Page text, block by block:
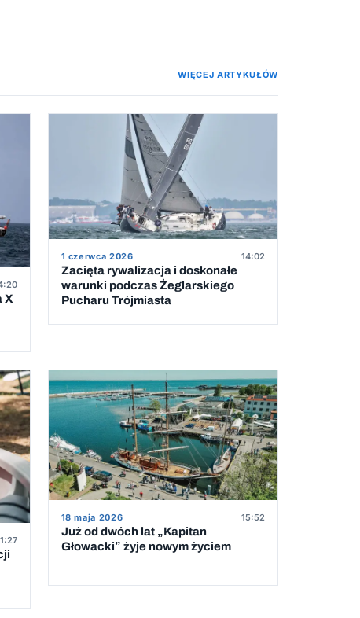
WIĘCEJ ARTYKUŁÓW
X
1 czerwca 2026 14:02
Zacięta rywalizacja i doskonałe
warunki podczas Żeglarskiego
Pucharu Trójmiasta
18 maja 2026 15:52
Już od dwóch lat „Kapitan
Głowacki” żyje nowym życiem